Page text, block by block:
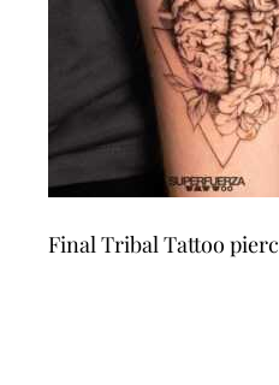
Final Tribal Tattoo